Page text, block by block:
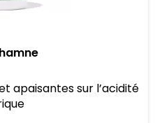
apaisantes sur l’acidité